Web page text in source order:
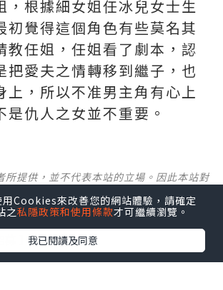
，根據細女姐任冰兒女士生
初覺得這個角色有些莫名其
教任姐，任姐看了劇本，認
把愛夫之情轉移到繼子，也
上，所以不准男主角有心上
是仇人之女並不重要。
所提供，並不代表本站的立場。因此本站對
募 】
賞 l登記《社群創作有價企劃》
Cookies來改善您的網站體驗，請確定
之私隱政策和使用條款才可繼續瀏覽。
我已閱讀及同意